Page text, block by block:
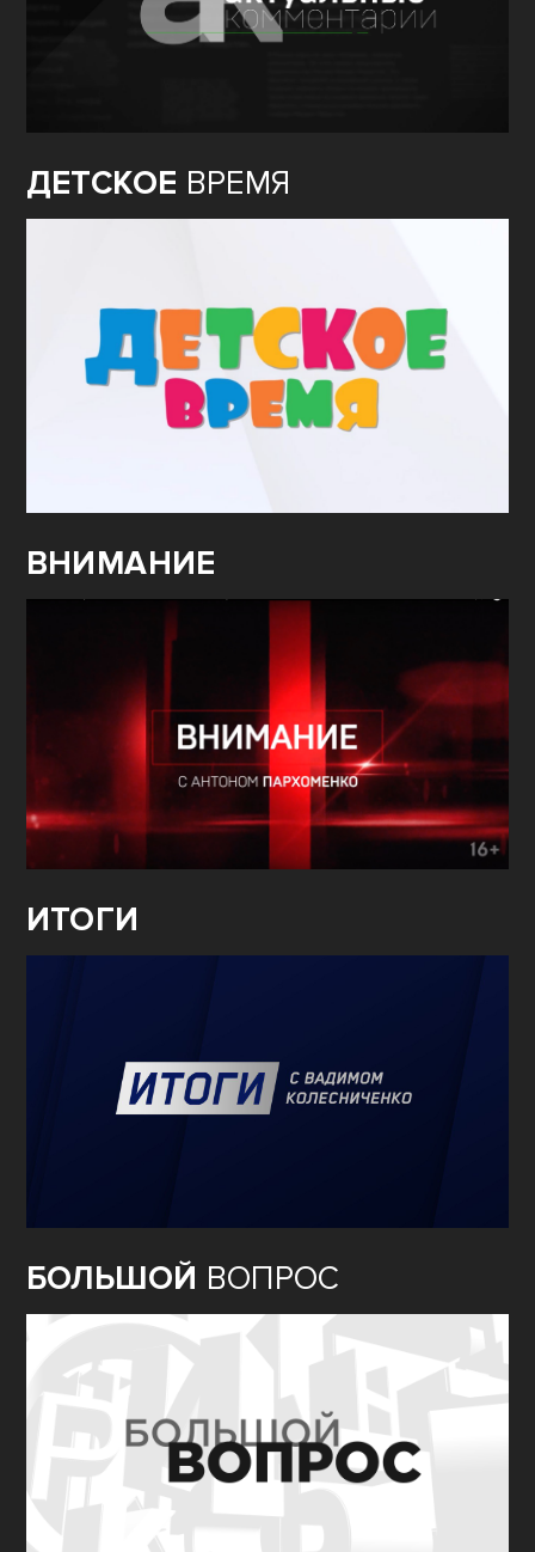
ДЕТСКОЕ ВРЕМЯ
ВНИМАНИЕ
ИТОГИ
БОЛЬШОЙ ВОПРОС